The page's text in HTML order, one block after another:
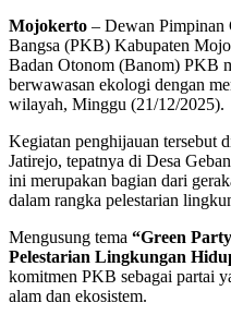
Mojokerto – Dewan Pimpinan
Bangsa (PKB) Kabupaten
Badan Otonom (Banom) PKB
berwawasan ekologi dengan
wilayah, Minggu (21/12/2025).
Kegiatan penghijauan tersebut
Jatirejo, tepatnya di Desa
ini merupakan bagian dari
dalam rangka pelestarian
Mengusung tema “Green
Pelestarian Lingkungan
komitmen PKB sebagai partai
alam dan ekosistem.